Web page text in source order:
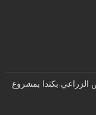
الزراعي بكندا بمشروع